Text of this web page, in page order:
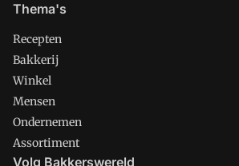
Thema's
Recepten
Bakkerij
Winkel
Mensen
Ondernemen
Assortiment
Volg Bakkerswereld